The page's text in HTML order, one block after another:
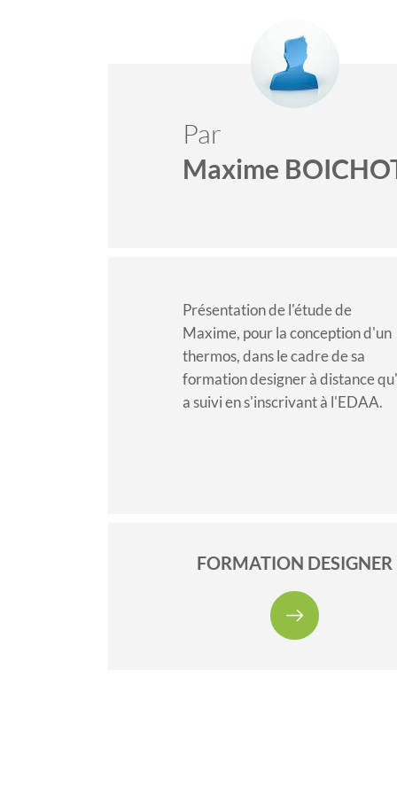
Par
Maxime
Présentation de l'étude de
Maxime, pour la conception d'un
thermos, dans le cadre de sa
formation designer à distance
a suivi en s'inscrivant à l'EDAA.
FORMATION DESIGNER